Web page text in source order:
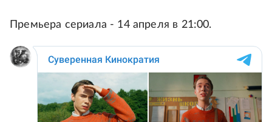
Премьера сериала - 14 апреля в 21:00.